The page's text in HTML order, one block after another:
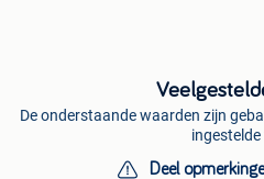
De onderstaande waarden zijn
Deel